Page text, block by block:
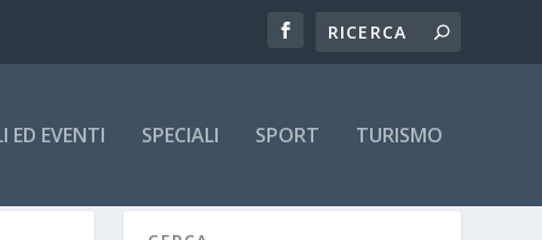
ED EVENTI SPECIALI SPORT TURISMO